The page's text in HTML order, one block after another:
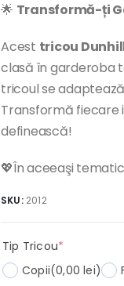
🌟 Transformă-ți
Acest tricou
clasă în garderoba
tricoul se
Transformă fiecare
definească!
💖În aceeaşi
SKU: 2012
Tip Tricou*
Copii(0,00 lei)